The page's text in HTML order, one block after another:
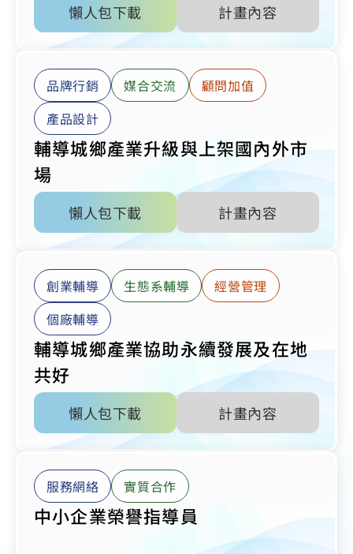
懶人包下載 計畫內容
品牌行銷 媒合交流
顧問加值
產品設計
輔導城鄉產業升級與上架國內外市
場
懶人包下載 計畫內容
創業輔導 生態系輔導
經營管理
個廠輔導
輔導城鄉產業協助永續發展及在地
共好
懶人包下載 計畫內容
服務網絡 實質合作
中小企業榮譽指導員